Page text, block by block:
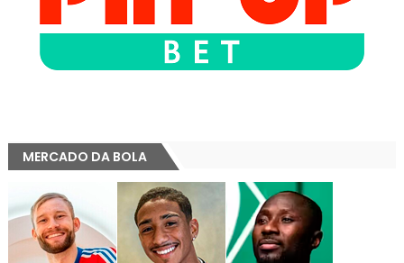
MERCADO DA BOLA